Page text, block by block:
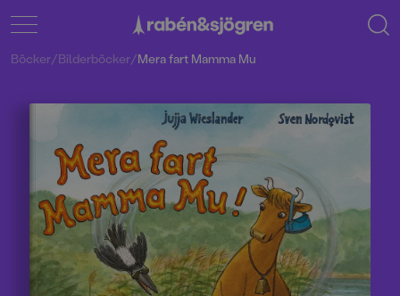
Böcker/Bilderböcker/Mera fart Mamma Mu